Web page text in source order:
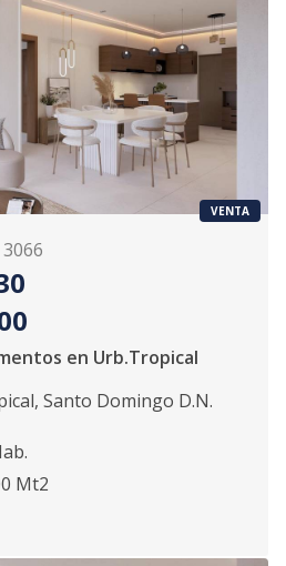
VENTA
3066
en Urb.Tropical
, Santo Domingo D.N.
Mt2